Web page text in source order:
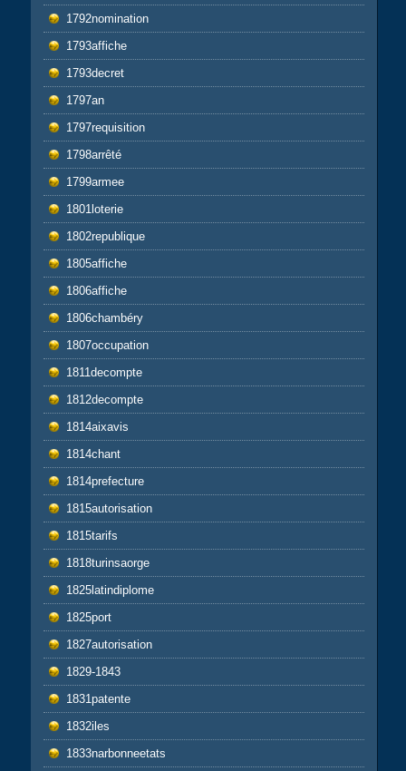
1792nomination
1793affiche
1793decret
1797an
1797requisition
1798arrêté
1799armee
1801loterie
1802republique
1805affiche
1806affiche
1806chambéry
1807occupation
1811decompte
1812decompte
1814aixavis
1814chant
1814prefecture
1815autorisation
1815tarifs
1818turinsaorge
1825latindiplome
1825port
1827autorisation
1829-1843
1831patente
1832iles
1833narbonneetats